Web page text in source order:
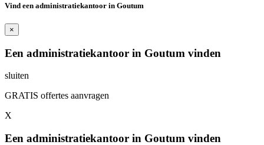
Vind een administratiekantoor in Goutum
×
Een administratiekantoor in Goutum vinden
sluiten
GRATIS offertes aanvragen
X
Een administratiekantoor in Goutum vinden